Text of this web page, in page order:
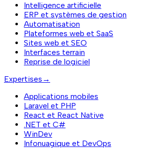
Intelligence artificielle
ERP et systèmes de gestion
Automatisation
Plateformes web et SaaS
Sites web et SEO
Interfaces terrain
Reprise de logiciel
Expertises →
Applications mobiles
Laravel et PHP
React et React Native
.NET et C#
WinDev
Infonuagique et DevOps